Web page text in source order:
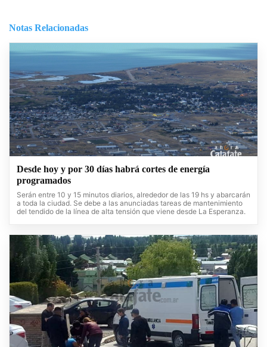
Notas Relacionadas
Desde hoy y por 30 días habrá cortes de energía
programados
Serán entre 10 y 15 minutos diarios, alrededor de las 19 hs y abarcarán
a toda la ciudad. Se debe a las anunciadas tareas de mantenimiento
del tendido de la línea de alta tensión que viene desde La Esperanza.